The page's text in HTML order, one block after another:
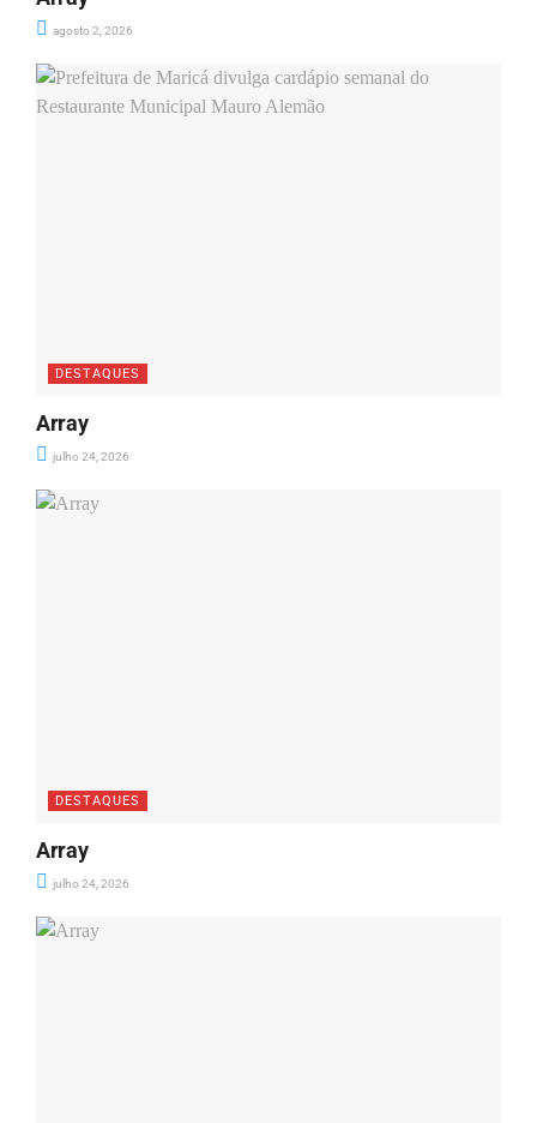
agosto 2, 2026
DESTAQUES
Array
julho 24, 2026
DESTAQUES
Array
julho 24, 2026